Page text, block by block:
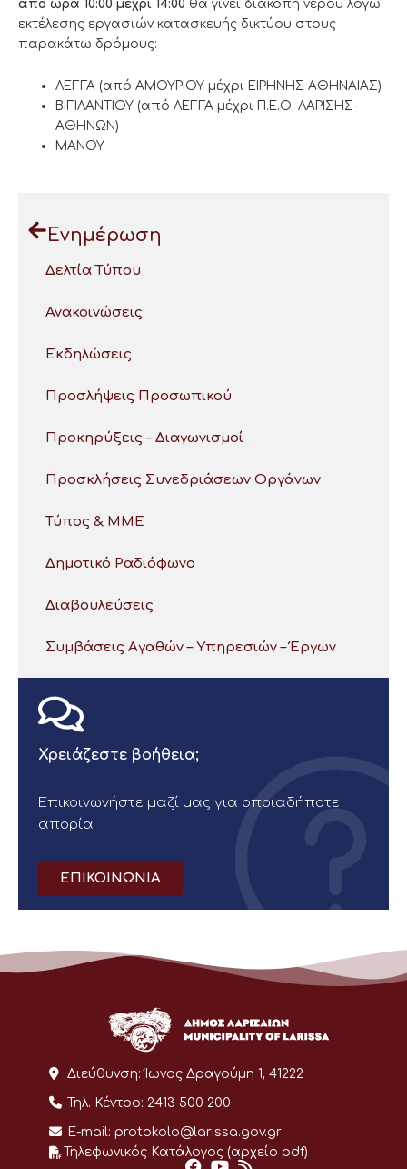
από ώρα 10:00 μέχρι 14:00 θα γίνει διακοπή νερού λόγω
εκτέλεσης εργασιών κατασκευής δικτύου στους
παρακάτω δρόμους:
ΛΕΓΓΑ (από ΑΜΟΥΡΙΟΥ μέχρι ΕΙΡΗΝΗΣ ΑΘΗΝΑΙΑΣ)
ΒΙΓΙΛΑΝΤΙΟΥ (από ΛΕΓΓΑ μέχρι Π.Ε.Ο. ΛΑΡΙΣΗΣ-
ΑΘΗΝΩΝ)
ΜΑΝΟΥ
Ενημέρωση
Δελτία Τύπου
Ανακοινώσεις
Εκδηλώσεις
Προσλήψεις Προσωπικού
Προκηρύξεις – Διαγωνισμοί
Προσκλήσεις Συνεδριάσεων Οργάνων
Τύπος & ΜΜΕ
Δημοτικό Ραδιόφωνο
Διαβουλεύσεις
Συμβάσεις Αγαθών – Υπηρεσιών – Έργων
Χρειάζεστε βοήθεια;
Επικοινωνήστε μαζί μας για οποιαδήποτε
απορία
ΕΠΙΚΟΙΝΩΝΙΑ
Διεύθυνση: Ίωνος Δραγούμη 1, 41222
Τηλ. Κέντρο: 2413 500 200
E-mail: protokolo@larissa.gov.gr
Τηλεφωνικός Κατάλογος (αρχείο pdf)